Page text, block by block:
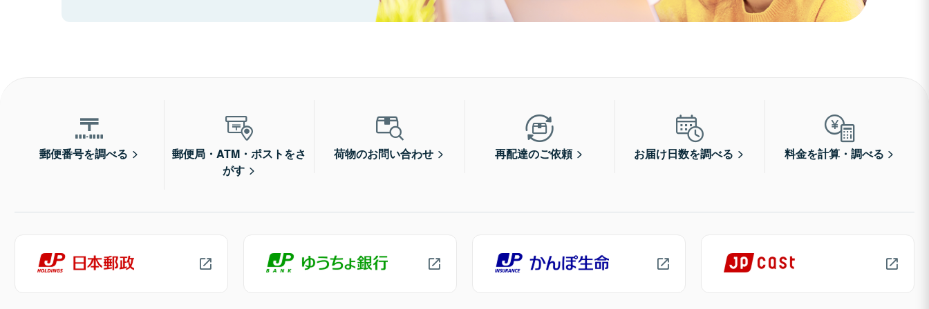
郵便番号を調べる
郵便局・ATM・ポストをさ
がす
荷物のお問い合わせ 再配達のご依頼 お届け日数を調べる 料金を計算・調べる